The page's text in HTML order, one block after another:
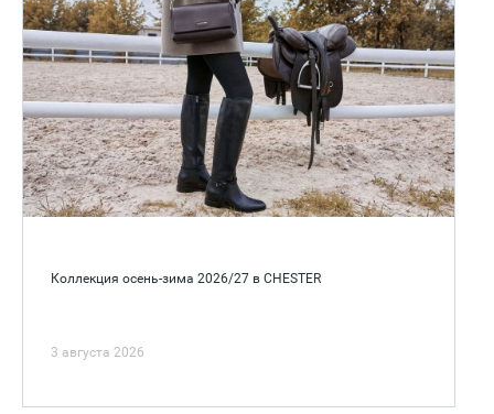
Коллекция осень-зима 2026/27 в CHESTER
3 августа 2026